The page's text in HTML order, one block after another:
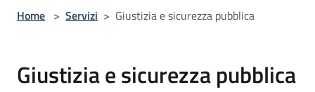
Home > Servizi > Giustizia e sicurezza pubblica
Giustizia e sicurezza pubblica